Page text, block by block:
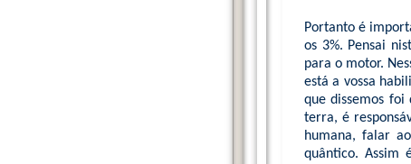
Portanto é
os 3%. Pensai
para o motor.
está a vossa
que dissemos foi
terra, é
humana, falar
quântico. Assim